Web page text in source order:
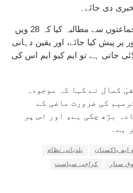
دی جائے۔
انہوں نے تمام سیاسی جماعتوں سے مطالبہ کیا کہ 28 ویں
پر پیش کیا جائے، اور یقین دہانی
جاتی ہے تو ایم کیو ایم اس کی
کمال نے کہا کہ موجودہ
کی ضرورت ماضی کے
بڑھ چکی ہے، اور اس پر
ہے۔
ایم پاکستان
بلدیاتی نظام
ستار کراچی سیاست